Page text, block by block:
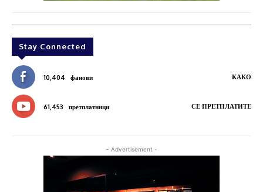
Stay Connected
10,404 фанови КАКО
61,453 претплатници СЕ ПРЕТПЛАТИТЕ
- Advertisement -